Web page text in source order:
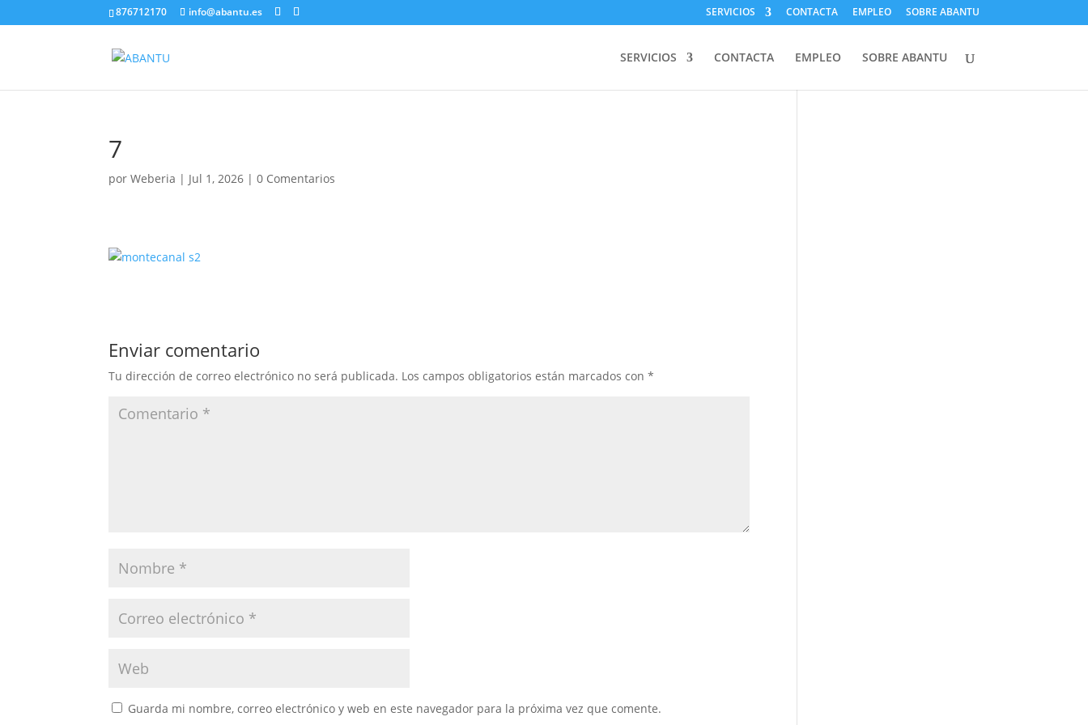
876712170 info@abantu.es SERVICIOS CONTACTA EMPLEO SOBRE ABANTU
SERVICIOS CONTACTA EMPLEO SOBRE ABANTU
7
porWeberia | Jul 1, 2026 |0 Comentarios
Enviar comentario
Tu dirección de correo electrónico no será publicada. Los campos obligatorios están marcados con*
Guarda mi nombre, correo electrónico y web en este navegador para la próxima vez que comente.